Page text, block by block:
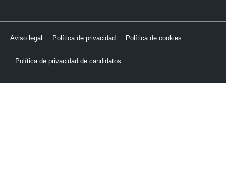
Aviso legal Política de privacidad Política de cookies
Política de privacidad de candidatos